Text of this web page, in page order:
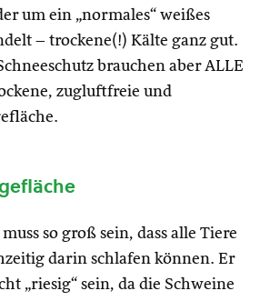
um ein „normales“ weißes
– trockene(!) Kälte ganz gut.
brauchen aber ALLE
zugluftfreie und
so groß sein, dass alle Tiere
darin schlafen können. Er
„riesig“ sein, da die Schweine